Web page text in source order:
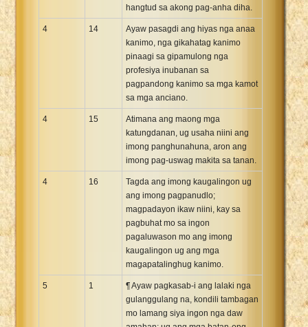
hangtud sa akong pag-anha diha.
4 14
Ayaw pasagdi ang hiyas nga anaa
kanimo, nga gikahatag kanimo
pinaagi sa gipamulong nga
profesiya inubanan sa
pagpandong kanimo sa mga kamot
sa mga anciano.
4 15
Atimana ang maong mga
katungdanan, ug usaha niini ang
imong panghunahuna, aron ang
imong pag-uswag makita sa tanan.
4 16
Tagda ang imong kaugalingon ug
ang imong pagpanudlo;
magpadayon ikaw niini, kay sa
pagbuhat mo sa ingon
pagaluwason mo ang imong
kaugalingon ug ang mga
magapatalinghug kanimo.
5 1
¶ Ayaw pagkasab-i ang lalaki nga
gulanggulang na, kondili tambagan
mo lamang siya ingon nga daw